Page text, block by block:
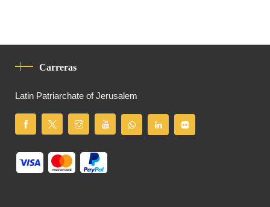
Carreras
Latin Patriarchate of Jerusalem